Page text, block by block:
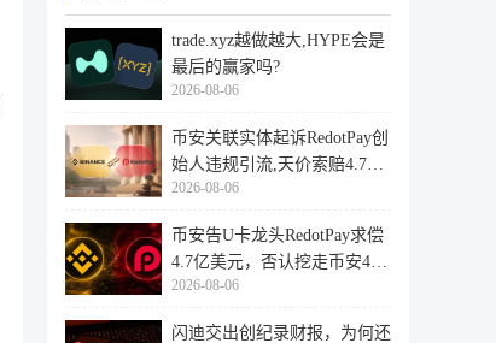
trade.xyz越做越大,HYPE会是
最后的赢家吗?
2026-08-06
币安关联实体起诉RedotPay创
始人违规引流,天价索赔4.728
亿美
2026-08-06
币安告U卡龙头RedotPay求偿
4.7亿美元，否认挖走币安47
万用户
2026-08-06
闪迪交出创纪录财报，为何还